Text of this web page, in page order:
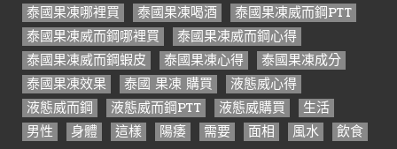
泰國果凍哪裡買
泰國果凍喝酒
泰國果凍威而鋼PTT
泰國果凍威而鋼哪裡買
泰國果凍威而鋼心得
泰國果凍威而鋼蝦皮
泰國果凍心得
泰國果凍成分
泰國果凍效果
泰國 果凍 購買
液態威心得
液態威而鋼
液態威而鋼PTT 液態威購買
生活
男性
身體 這樣 陽痿 需要 面相 風水 飲食